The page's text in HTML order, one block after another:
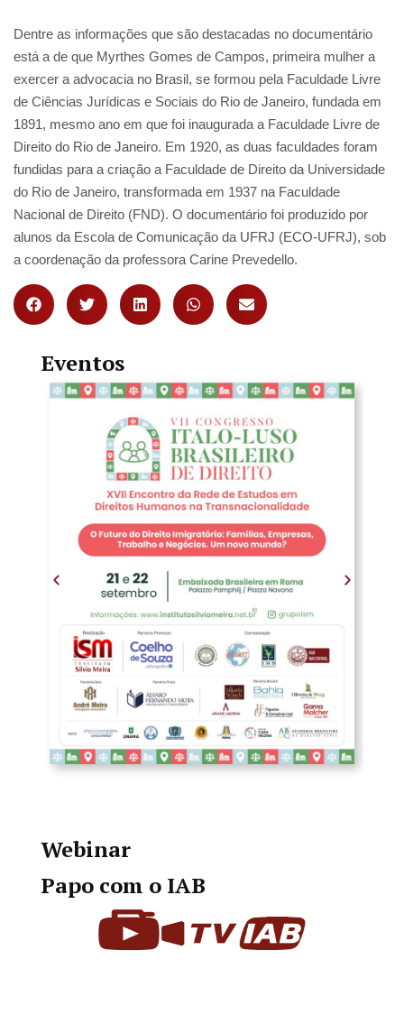
Dentre as informações que são destacadas no documentário
está a de que Myrthes Gomes de Campos, primeira mulher a
exercer a advocacia no Brasil, se formou pela Faculdade Livre
de Ciências Jurídicas e Sociais do Rio de Janeiro, fundada em
1891, mesmo ano em que foi inaugurada a Faculdade Livre de
Direito do Rio de Janeiro. Em 1920, as duas faculdades foram
fundidas para a criação a Faculdade de Direito da Universidade
do Rio de Janeiro, transformada em 1937 na Faculdade
Nacional de Direito (FND). O documentário foi produzido por
alunos da Escola de Comunicação da UFRJ (ECO-UFRJ), sob
a coordenação da professora Carine Prevedello.
Eventos
Webinar
Papo com o IAB